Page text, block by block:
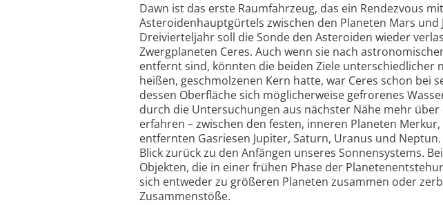
Dawn ist das erste Raumfahrzeug, das ein Rendezvous
Asteroidenhauptgürtels zwischen den Planeten Mars
Dreivierteljahr soll die Sonde den Asteroiden wieder
Zwergplaneten Ceres. Auch wenn sie nach
entfernt sind, könnten die beiden Ziele unterschiedlicher
heißen, geschmolzenen Kern hatte, war Ceres schon bei
dessen Oberfläche sich möglicherweise gefrorenes
durch die Untersuchungen aus nächster Nähe mehr über
erfahren – zwischen den festen, inneren Planeten
entfernten Gasriesen Jupiter, Saturn, Uranus und
Blick zurück zu den Anfängen unseres Sonnensystems.
Objekten, die in einer frühen Phase der
sich entweder zu größeren Planeten zusammen oder
Zusammenstöße.